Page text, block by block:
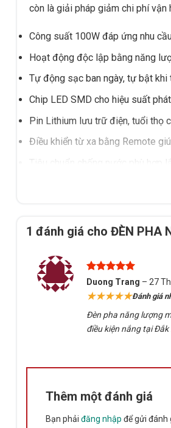
còn là giải pháp giảm chi phí vận
Công suất 100W đáp ứng nhu
Hoạt động độc lập bằng năng
Tự động sạc ban ngày, tự bật
Chip LED SMD cho hiệu suất
Pin Lithium lưu trữ điện, tuổi thọ
Điều khiển từ xa bằng Remote
Điểm đáng chú ý của dòng
1 đánh giá cho ĐÈN PHA
Được xếp
hạng5
5
sao
Duong Trang – 27
★★★★★Đánh giá
Đèn pha năng lượng
điều kiện nắng tại Đắk
Thêm một đánh giá
Bạn phải đăng nhập để gửi đánh